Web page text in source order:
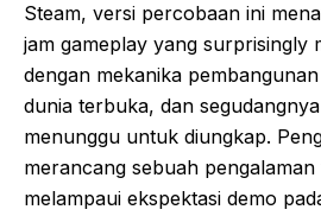
Steam, versi percobaan ini
jam gameplay yang surprisingly
dengan mekanika
dunia terbuka, dan
menunggu untuk diungkap.
merancang sebuah
melampaui ekspektasi demo